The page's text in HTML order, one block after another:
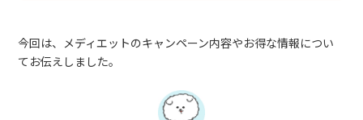
今回は、メディエットのキャンペーン内容やお得な情報につい
てお伝えしました。